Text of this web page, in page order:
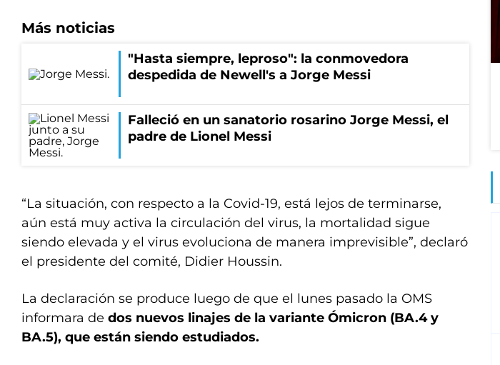
Más noticias
"Hasta siempre, leproso": la conmovedora
despedida de Newell's a Jorge Messi
Falleció en un sanatorio rosarino Jorge Messi, el
padre de Lionel Messi
“La situación, con respecto a la Covid-19, está lejos de terminarse,
aún está muy activa la circulación del virus, la mortalidad sigue
siendo elevada y el virus evoluciona de manera imprevisible”, declaró
el presidente del comité, Didier Houssin.
La declaración se produce luego de que el lunes pasado la OMS
informara de dos nuevos linajes de la variante Ómicron (BA.4 y
BA.5), que están siendo estudiados.